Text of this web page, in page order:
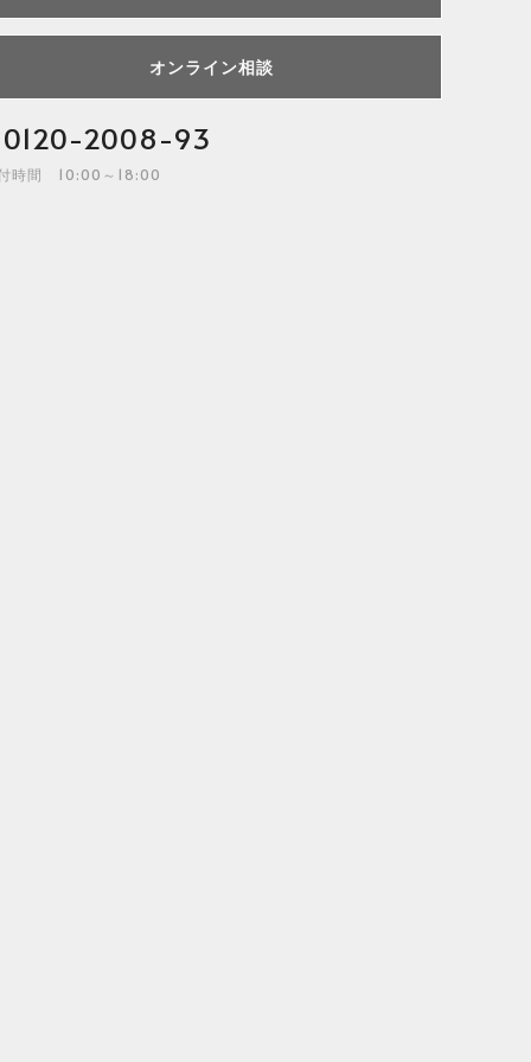
オンライン相談
0120-2008-93
時間 10:00～18:00